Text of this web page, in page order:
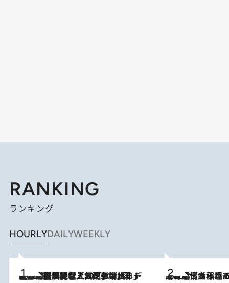
RANKING
ランキング
HOURLYDAILYWEEKLY
2026.8.5
【なぜ吉沢亮は「気配を消せる」のか？】興行収入208億の『国宝』を経て挑むミュージカル『ディア・エヴァン・ハンセン』。トップ俳優が舞台上でさらけ出した“孤独”とは 2026.8.5
下町風情あふれる台北屈指の人気エリア・大稲埕でセンスのいい台湾土産《ヴ